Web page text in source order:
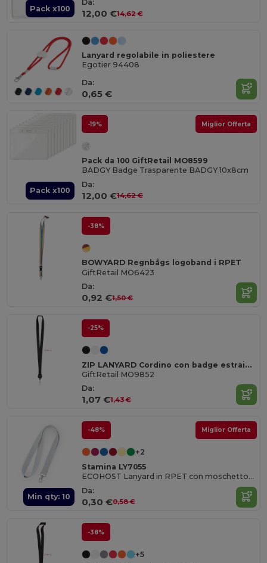
Pack x100
Da:
12,00 €14,62 €
Lanyard regolabile in poliestere
Egotier 94408
Da:
0,65 €
Pack x100
-19% Miglior Offerta
Pack da 100 GiftRetail MO8599
BADGY Badge Trasparente BADGY 10x8cm
Da:
12,00 €14,62 €
-38%
BOWYARD Regnbågs logoband i RPET
GiftRetail MO6423
Da:
0,92 €1,50 €
-25%
ZIP LANYARD Cordino con badge estraibile
GiftRetail MO9852
Da:
1,07 €1,43 €
Min qty: 10
-48% Miglior Offerta
+2
Stamina LY7055
ECOHOST Lanyard in RPET con moschettone
Da:
0,30 €0,58 €
-38%
+5